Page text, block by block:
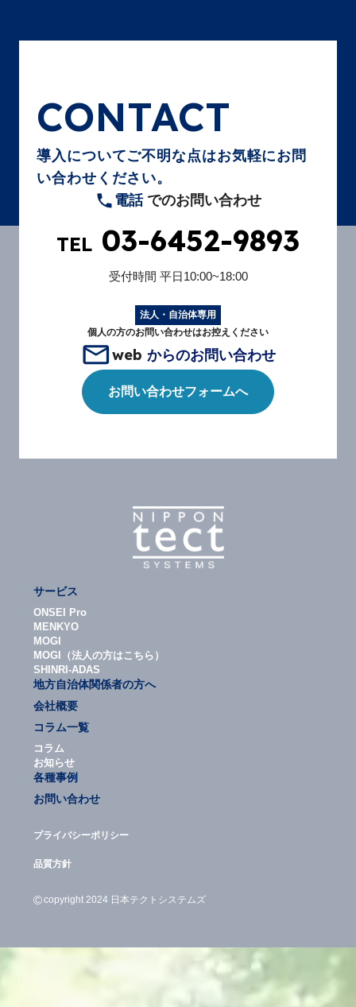
CONTACT
導入についてご不明な点はお気軽にお問
い合わせください。
電話でのお問い合わせ
TEL 03-6452-9893
受付時間 平日10:00~18:00
法人・自治体専用
個人の方のお問い合わせはお控えください
web からのお問い合わせ
お問い合わせフォームへ
サービス
ONSEI Pro
MENKYO
MOGI
MOGI（法人の方はこちら）
SHINRI-ADAS
地方自治体関係者の方へ
会社概要
コラム一覧
コラム
お知らせ
各種事例
お問い合わせ
プライバシーポリシー
品質方針
©copyright 2024 日本テクトシステムズ